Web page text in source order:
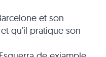
et son
qu’il pratique son